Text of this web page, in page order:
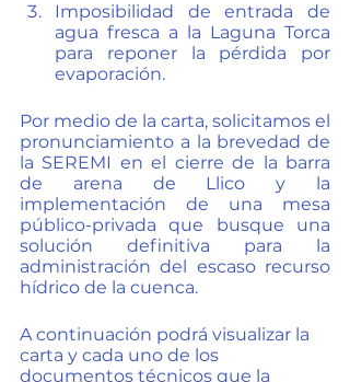
Imposibilidad de entrada de
agua fresca a la Laguna Torca
para reponer la pérdida por
evaporación.
Por medio de la carta, solicitamos el
pronunciamiento a la brevedad de
la SEREMI en el cierre de la barra
de arena de Llico y la
implementación de una mesa
público-privada que busque una
solución definitiva para la
administración del escaso recurso
hídrico de la cuenca.
A continuación podrá visualizar la
carta y cada uno de los
documentos técnicos que la